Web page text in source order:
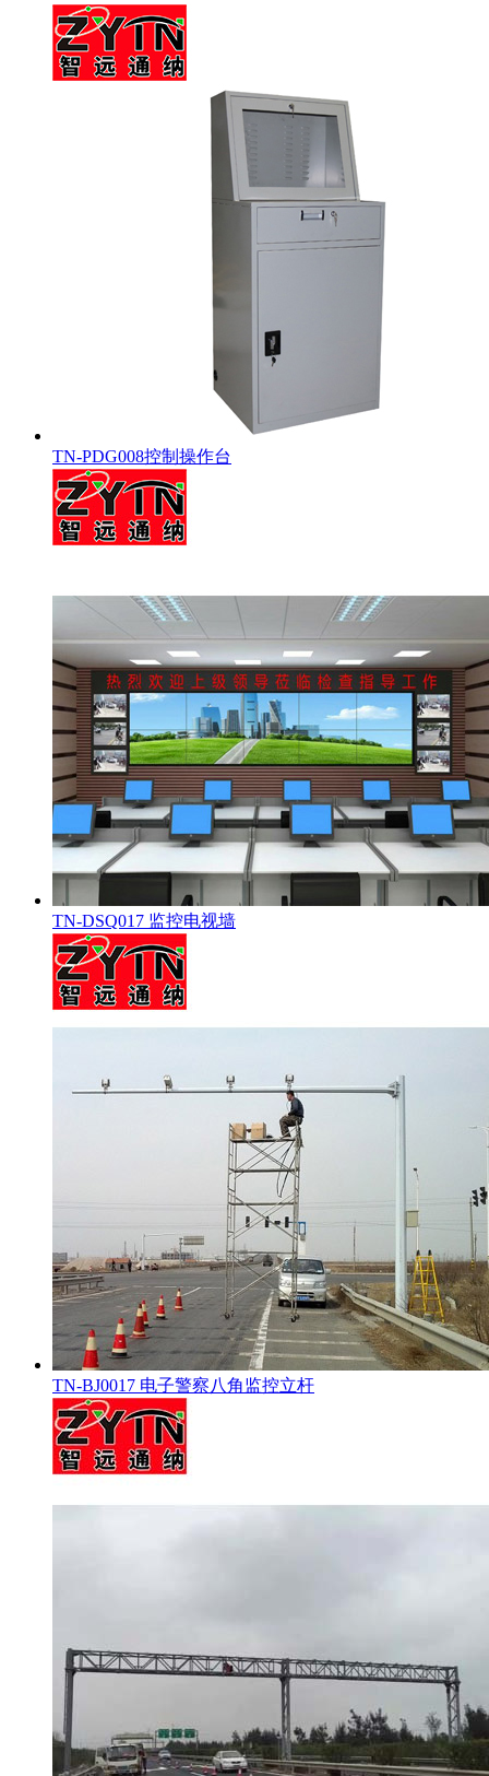
TN-PDG008控制操作台
TN-DSQ017 监控电视墙
TN-BJ0017 电子警察八角监控立杆